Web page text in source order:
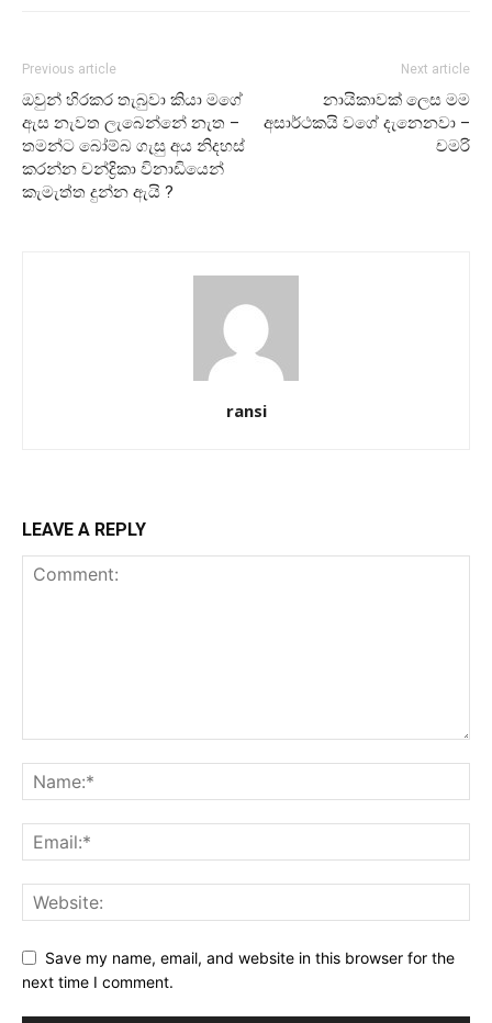
Previous article
ඔවුන් හිරකර තැබුවා කියා මගේ
ඇස නැවත ලැබෙන්නේ නැත –
තමන්ට බෝම්බ ගැසු අය නිදහස්
කරන්න චන්ද්‍රිකා විනාඩියෙන්
කැමැත්ත දුන්න ඇයි ?
Next article
නායිකාවක් ලෙස මම
අසාර්ථකයි වගේ දැනෙනවා –
චමරි
ransi
LEAVE A REPLY
Save my name, email, and website in this browser for the
next time I comment.